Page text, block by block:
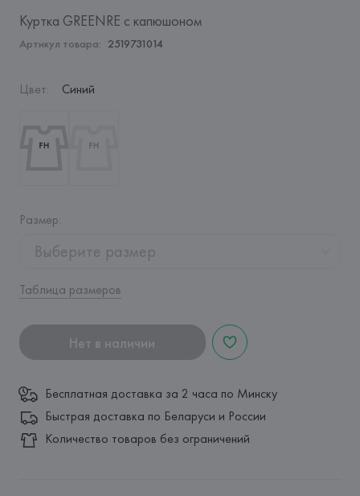
Куртка GREENRE с капюшоном
Артикул товара: 2519731014
Цвет: Синий
Размер:
Выберите размер
Таблица размеров
Нет в наличии
Бесплатная доставка за 2 часа по Минску
Быстрая доставка по Беларуси и России
Количество товаров без ограничений